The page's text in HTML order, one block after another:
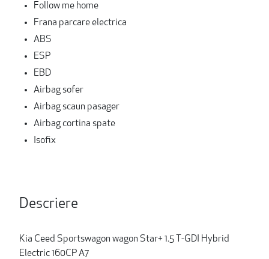
Follow me home
Frana parcare electrica
ABS
ESP
EBD
Airbag sofer
Airbag scaun pasager
Airbag cortina spate
Isofix
Descriere
Kia Ceed Sportswagon wagon Star+ 1.5 T-GDI Hybrid
Electric 160CP A7